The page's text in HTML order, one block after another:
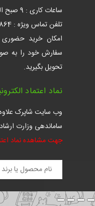
ساعات کاری : 9 صبح الی 18 و پنجشنبه ها 9 صبح الی 14
تلفن تماس ویژه : 91001864 (021)
امکان خرید حضوری
سفارش خود را به
تحویل بگیرید.
نماد اعتماد
وب سایت شاپرک
ساماندهی وزارت
جهت مشاهده نماد